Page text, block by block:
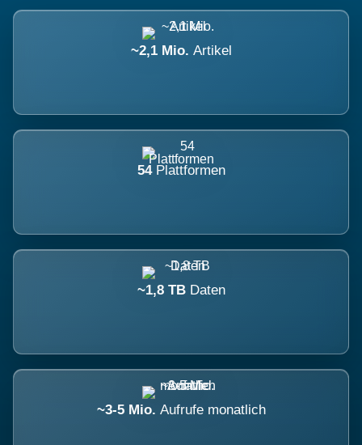
~2,1 Mio. Artikel
54 Plattformen
~1,8 TB Daten
~3-5 Mio. Aufrufe monatlich